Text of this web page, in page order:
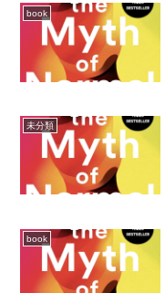
book
未分類
book